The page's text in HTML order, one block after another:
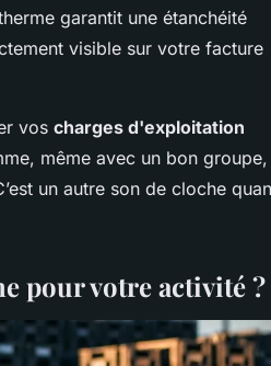
garantit une étanchéité
visible sur votre facture
vos charges d'exploitation
même avec un bon groupe,
un autre son de cloche
pour votre activité ?